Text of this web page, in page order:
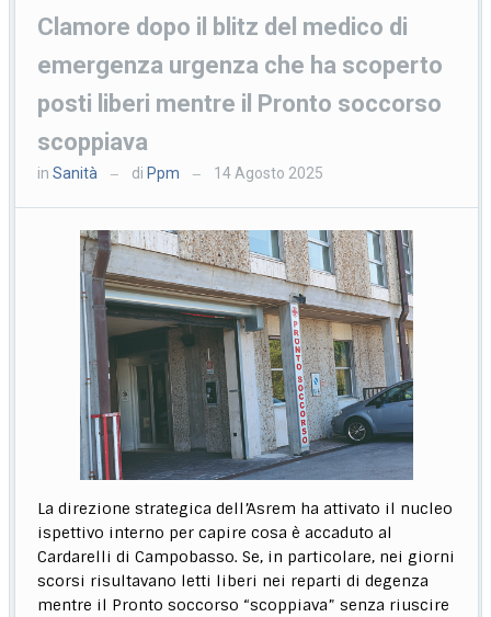
Clamore dopo il blitz del medico di
emergenza urgenza che ha scoperto
posti liberi mentre il Pronto soccorso
scoppiava
inSanità — di Ppm — 14 Agosto 2025
La direzione strategica dell’Asrem ha attivato il nucleo
ispettivo interno per capire cosa è accaduto al
Cardarelli di Campobasso. Se, in particolare, nei giorni
scorsi risultavano letti liberi nei reparti di degenza
mentre il Pronto soccorso “scoppiava” senza riuscire